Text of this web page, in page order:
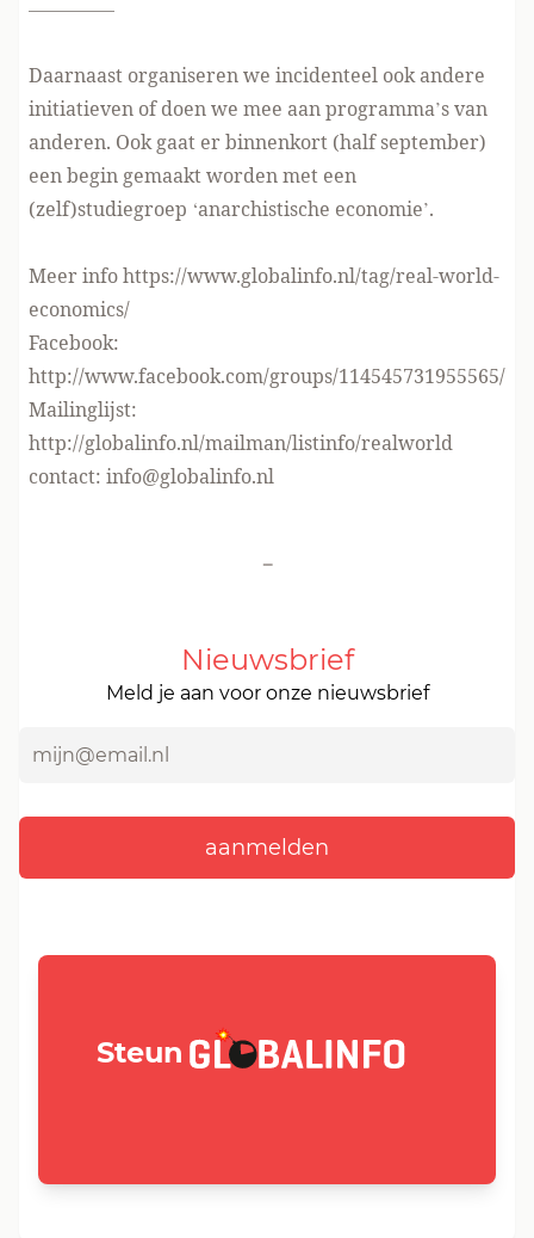
————–
Daarnaast organiseren we incidenteel ook andere
initiatieven of doen we mee aan programma’s van
anderen. Ook gaat er binnenkort (half september)
een begin gemaakt worden met een
(zelf)studiegroep ‘anarchistische economie’.
Meer infohttps://www.globalinfo.nl/tag/real-world-
economics/
Facebook:
http://www.facebook.com/groups/114545731955565/
Mailinglijst:
http://globalinfo.nl/mailman/listinfo/realworld
contact: info@globalinfo.nl
-
Nieuwsbrief
Meld je aan voor onze nieuwsbrief
Steun GLOBALINFO.nl